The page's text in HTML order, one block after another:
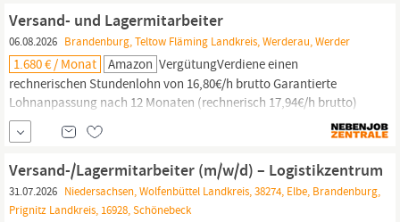
Versand- und Lagermitarbeiter
06.08.2026 Brandenburg, Teltow Fläming Landkreis, Werderau, Werder
1.680 € / Monat Amazon VergütungVerdiene einen
rechnerischen Stundenlohn von 16,80€/h brutto Garantierte
Lohnanpassung nach 12 Monaten (rechnerisch 17,94€/h brutto)
und. Vergütung Verdiene einen rechnerischen Stundenlohn von
16,80€ /h brutto Garantierte Lohnanpassung nach 12 Monaten
(rechnerisch 17,94€ /h brutto) und 24 Monaten (rechnerisch 19,34€
/h brutto) Nachtschicht 21,84 €/Stunde ...
Versand-/Lagermitarbeiter (m/w/d) – Logistikzentrum
31.07.2026 Niedersachsen, Wolfenbüttel Landkreis, 38274, Elbe, Brandenburg,
Prignitz Landkreis, 16928, Schönebeck